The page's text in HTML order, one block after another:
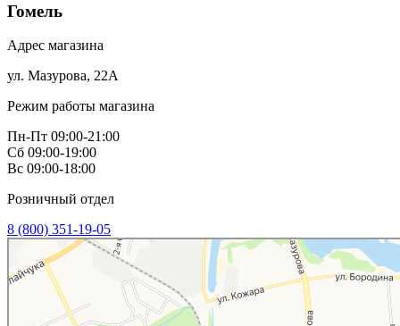
Гомель
Адрес магазина
ул. Мазурова, 22А
Режим работы магазина
Пн-Пт 09:00-21:00
Сб 09:00-19:00
Вс 09:00-18:00
Розничный отдел
8 (800) 351-19-05